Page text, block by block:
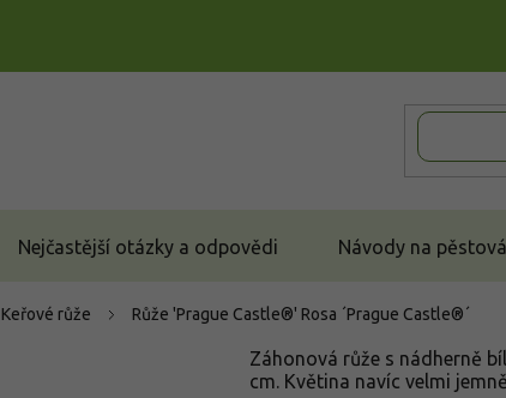
Nejčastější otázky a odpovědi Návody na
Keřové růže Růže 'Prague Castle®' Rosa ´Prague Castle®´
Záhonová růže s nádherně
cm. Květina navíc velmi